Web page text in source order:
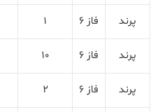
پرند فاز 6 1
پرند فاز 6 10
پرند فاز 6 2